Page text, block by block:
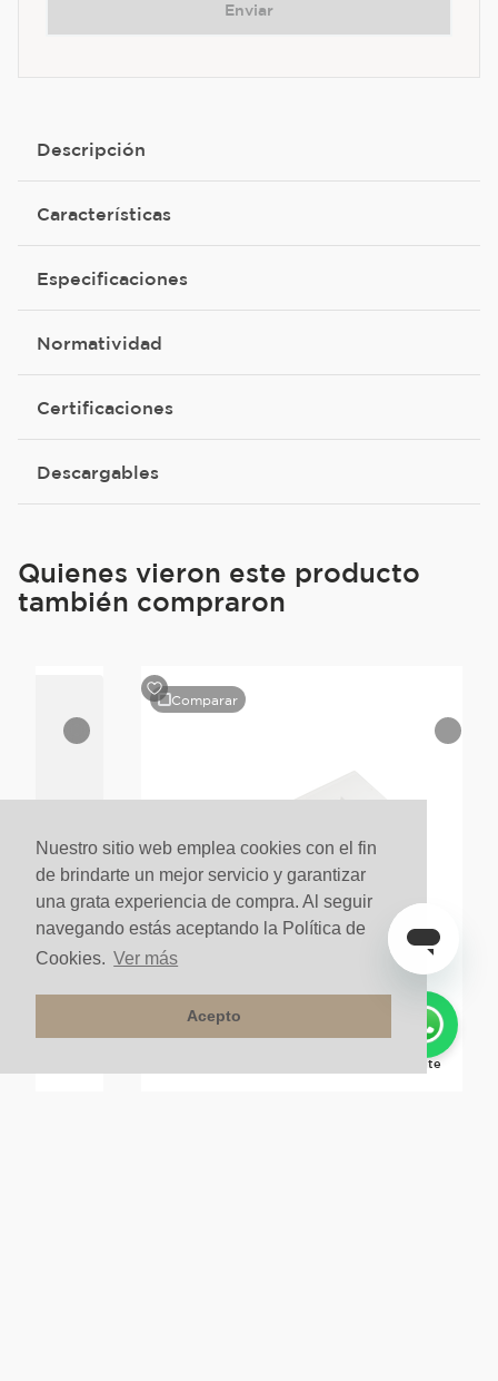
Nuestro sitio web emplea cookies con el fin
de brindarte un mejor servicio y garantizar
una grata experiencia de compra. Al seguir
navegando estás aceptando la Política de
Cookies. Ver más
Acepto
Enviar
Descripción
Características
Especificaciones
Normatividad
Certificaciones
Descargables
Quienes vieron este producto
también compraron
Comparar
Lavamanos Meson 60CM Olivia Blanco Brillante